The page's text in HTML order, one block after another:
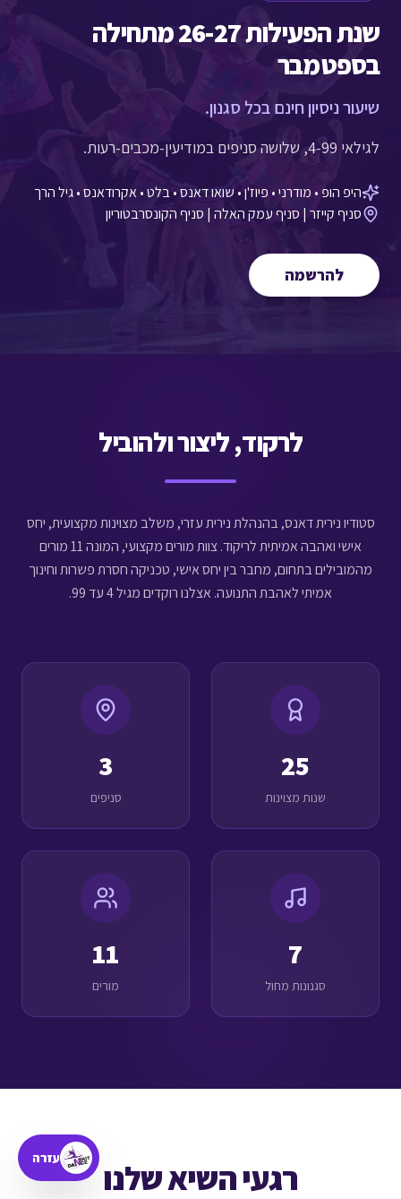
שנת הפעילות 26-27 מתחילה
בספטמבר
שיעור ניסיון חינם בכל סגנון.
לגילאי 4-99, שלושה סניפים במודיעין-מכבים-רעות.
היפ הופ • מודרני • פיוז'ן • שואו דאנס • בלט • אקרודאנס • גיל הרך
סניף קייזר | סניף עמק האלה | סניף הקונסרבטוריון
להרשמה
לרקוד, ליצור ולהוביל
סטודיו נירית דאנס, בהנהלת נירית עזרי, משלב מצוינות מקצועית, יחס
אישי ואהבה אמיתית לריקוד. צוות מורים מקצועי, המונה 11 מורים
מהמובילים בתחום, מחבר בין יחס אישי, טכניקה חסרת פשרות וחינוך
אמיתי לאהבת התנועה. אצלנו רוקדים מגיל 4 עד 99.
25
שנות מצוינות
3
סניפים
7
סגנונות מחול
11
מורים
רגעי השיא שלנו עזרה